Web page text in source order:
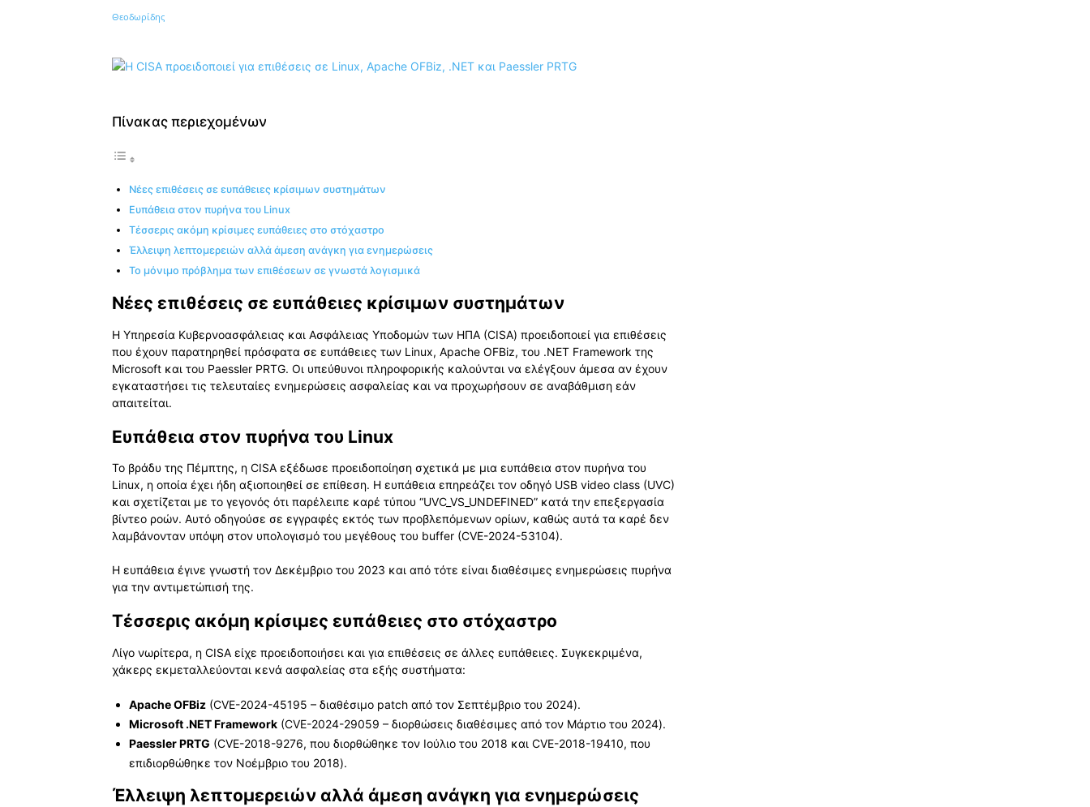
Κοινοποίηση
Πίνακας περιεχομένων
Νέες επιθέσεις σε ευπάθειες κρίσιμων συστημάτων
Ευπάθεια στον πυρήνα του Linux
Τέσσερις ακόμη κρίσιμες ευπάθειες στο στόχαστρο
Έλλειψη λεπτομερειών αλλά άμεση ανάγκη για ενημερώσεις
Το μόνιμο πρόβλημα των επιθέσεων σε γνωστά λογισμικά
Νέες επιθέσεις σε ευπάθειες κρίσιμων συστημάτων
Η Υπηρεσία Κυβερνοασφάλειας και Ασφάλειας Υποδομών των ΗΠΑ (CISA) προειδοποιεί για επιθέσεις
που έχουν παρατηρηθεί πρόσφατα σε ευπάθειες των Linux, Apache OFBiz, του .NET Framework της
Microsoft και του Paessler PRTG. Οι υπεύθυνοι πληροφορικής καλούνται να ελέγξουν άμεσα αν έχουν
εγκαταστήσει τις τελευταίες ενημερώσεις ασφαλείας και να προχωρήσουν σε αναβάθμιση εάν
απαιτείται.
Ευπάθεια στον πυρήνα του Linux
Το βράδυ της Πέμπτης, η CISA εξέδωσε προειδοποίηση σχετικά με μια ευπάθεια στον πυρήνα του
Linux, η οποία έχει ήδη αξιοποιηθεί σε επίθεση. Η ευπάθεια επηρεάζει τον οδηγό USB video class (UVC)
και σχετίζεται με το γεγονός ότι παρέλειπε καρέ τύπου “UVC_VS_UNDEFINED” κατά την επεξεργασία
βίντεο ροών. Αυτό οδηγούσε σε εγγραφές εκτός των προβλεπόμενων ορίων, καθώς αυτά τα καρέ δεν
λαμβάνονταν υπόψη στον υπολογισμό του μεγέθους του buffer (CVE-2024-53104).
Η ευπάθεια έγινε γνωστή τον Δεκέμβριο του 2023 και από τότε είναι διαθέσιμες ενημερώσεις πυρήνα
για την αντιμετώπισή της.
Τέσσερις ακόμη κρίσιμες ευπάθειες στο στόχαστρο
Λίγο νωρίτερα, η CISA είχε προειδοποιήσει και για επιθέσεις σε άλλες ευπάθειες. Συγκεκριμένα,
χάκερς εκμεταλλεύονται κενά ασφαλείας στα εξής συστήματα:
Apache OFBiz (CVE-2024-45195 – διαθέσιμο patch από τον Σεπτέμβριο του 2024).
Microsoft .NET Framework (CVE-2024-29059 – διορθώσεις διαθέσιμες από τον Μάρτιο του 2024).
Paessler PRTG (CVE-2018-9276, που διορθώθηκε τον Ιούλιο του 2018 και CVE-2018-19410, που
επιδιορθώθηκε τον Νοέμβριο του 2018).
Έλλειψη λεπτομερειών αλλά άμεση ανάγκη για ενημερώσεις